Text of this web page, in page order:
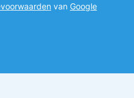
van Google